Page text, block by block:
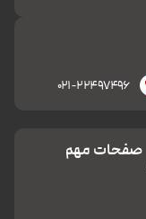
۰۲۱-۲۲۴۹۷۴۹۶
صفحات مهم